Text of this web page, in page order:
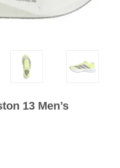
13 Men’s